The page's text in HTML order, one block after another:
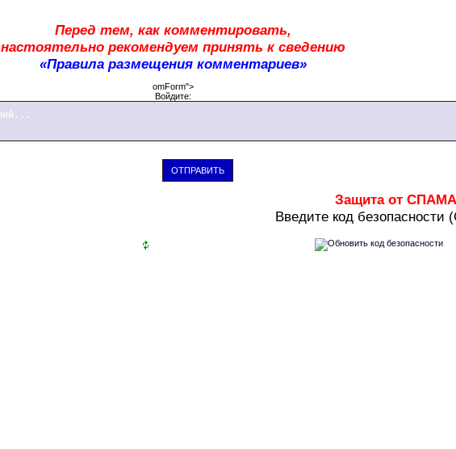
Перед тем, как комментировать,
настоятельно рекомендуем принять к сведению
«Правила размещения комментариев»
omForm">
Войдите:
ОТПРАВИТЬ
Защита от
Введите код безопасности